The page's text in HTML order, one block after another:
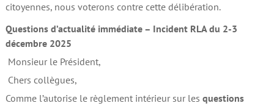
citoyennes, nous voterons contre cette délibération.
Questions d’actualité immédiate– Incident RLA du 2-3
décembre 2025
Monsieur le Président,
Chers collègues,
Comme l’autorise le règlement intérieur sur les questions